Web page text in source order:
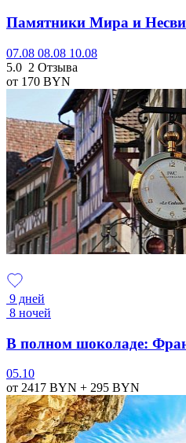
Памятники Мира и
07.08 08.08 10.08
5.0 2 Отзыва
от 170 BYN
9 дней
8 ночей
В полном шоколаде:
05.10
от 2417 BYN + 295 BYN